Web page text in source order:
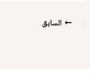
السابق